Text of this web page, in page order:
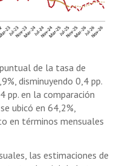
de la tasa de
disminuyendo 0,4 pp.
pp. en la comparación
ubicó en 64,2%,
en términos mensuales
las estimaciones de